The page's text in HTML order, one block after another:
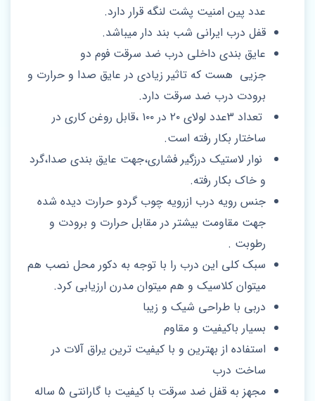
عدد پین امنیت پشت لنگه قرار دارد‌.
قفل درب ایرانی شب بند دار میباشد.
عایق بندی داخلی درب ضد سرقت فوم دو
جزیی هست که تاثیر زیادی در عایق صدا و حرارت و
برودت درب ضد سرقت دارد.
تعداد 3عدد لولای ۲۰ در ۱۰۰ ،قابل روغن کاری در
ساختار بکار رفته است.
نوار لاستیک درزگیر فشاری،جهت عایق بندی صدا،گرد
و خاک بکار رفته.
جنس رویه درب ازرویه چوب گردو حرارت دیده شده
جهت مقاومت بیشتر در مقابل حرارت و برودت و
رطوبت .
سبک کلی این درب را با توجه به دکور محل نصب هم
میتوان کلاسیک و هم میتوان مدرن ارزیابی کرد.
دربی با طراحی شیک و زیبا
بسیار باکیفیت و مقاوم
استفاده از بهترین و با کیفیت ترین یراق آلات در
ساخت درب
مجهز به قفل ضد سرقت با کیفیت با گارانتی 5 ساله